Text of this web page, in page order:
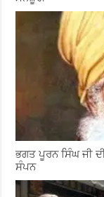
ਭਗਤ ਪੂਰਨ ਸਿੰਘ ਜੀ
ਸੰਪਨ